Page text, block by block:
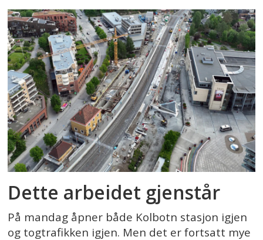
Dette arbeidet gjenstår
På mandag åpner både Kolbotn stasjon igjen
og togtrafikken igjen. Men det er fortsatt mye